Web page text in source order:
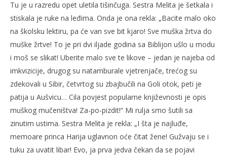
Tu je u razredu opet uletila tišinčuga. Sestra Melita je šetkala i
stiskala je ruke na leđima. Onda je ona rekla: „Bacite malo oko
na školsku lektiru, pa će van sve bit kjaro! Sve muška žrtva do
muške žrtve! To je pri dvi iljade godina sa Biblijon ušlo u modu
i moš se slikat! Uberite malo sve te likove – jedan je najeba od
imkvizicije, drugog su natamburale vjetrenjače, trećog su
zdekovali u Sibir, četvrtog su zbajbučili na Goli otok, peti je
patija u Aušvicu… Cila povjest popularne književnosti je opis
muškog mučeništva! Za-po-pizdit!“ Mi rulja smo šutili sa
zinutim ustima. Sestra Melita je rekla: „I šta je najluđe,
memoare princa Harija uglavnon oće čitat žene! Gužvaju se i
tuku za uvatit libar! Evo, ja prva jedva čekan da se pojavi